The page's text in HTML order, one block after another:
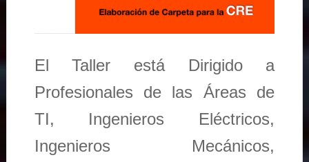
El Taller está Dirigido a
Profesionales de las Áreas de
TI, Ingenieros Eléctricos,
Ingenieros Mecánicos,